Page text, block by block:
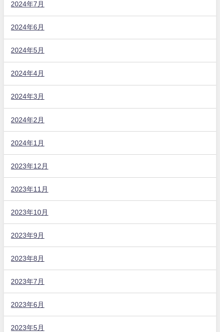
2024年7月
2024年6月
2024年5月
2024年4月
2024年3月
2024年2月
2024年1月
2023年12月
2023年11月
2023年10月
2023年9月
2023年8月
2023年7月
2023年6月
2023年5月